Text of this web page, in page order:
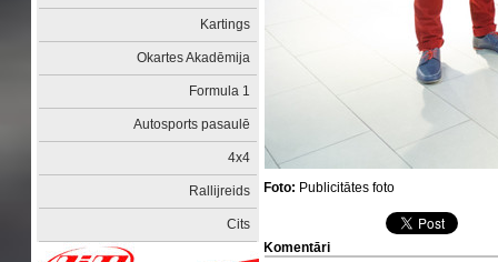
Kartings
Okartes Akadēmija
Formula 1
Autosports pasaulē
4x4
Rallijreids
Cits
Foto: Publicitātes foto
Komentāri